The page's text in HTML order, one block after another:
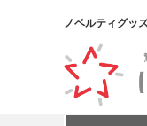
ノベルティグッ